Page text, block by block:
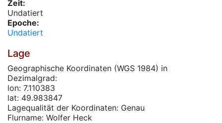
Zeit:
Undatiert
Epoche:
Undatiert
Lage
Geographische Koordinaten (WGS 1984) in
Dezimalgrad:
lon: 7.110383
lat: 49.983847
Lagequalität der Koordinaten: Genau
Flurname: Wolfer Heck